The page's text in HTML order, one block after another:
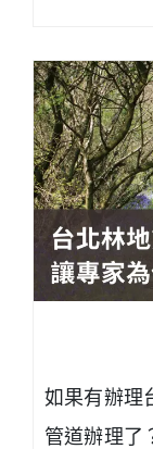
如果有辦理
管道辦理了